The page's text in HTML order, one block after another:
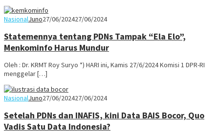
NasionalJuno27/06/202427/06/2024
Statemennya tentang PDNs Tampak “Ela Elo”,
Menkominfo Harus Mundur
Oleh : Dr. KRMT Roy Suryo *) HARI ini, Kamis 27/6/2024 Komisi 1 DPR-RI
menggelar […]
NasionalJuno27/06/202427/06/2024
Setelah PDNs dan INAFIS, kini Data BAIS Bocor, Quo
Vadis Satu Data Indonesia?